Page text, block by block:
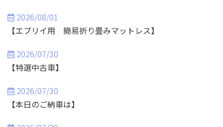
2026/08/01
【エブリイ用 簡易折り畳みマットレス】
2026/07/30
【特選中古車】
2026/07/30
【本日のご納車は】